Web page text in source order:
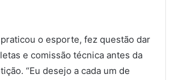
o esporte, fez questão dar
e comissão técnica antes da
“Eu desejo a cada um de